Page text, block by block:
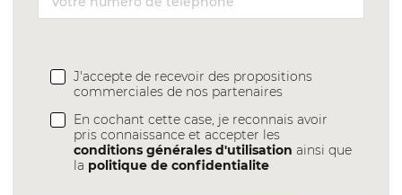
J'accepte de recevoir des propositions
commerciales de nos partenaires
En cochant cette case, je reconnais avoir
pris connaissance et accepter les
conditions générales d'utilisation ainsi que
la politique de confidentialite